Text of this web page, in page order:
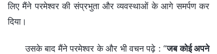
लिए मैंने परमेश्वर की संप्रभुता और व्यवस्थाओं के आगे समर्पण कर
दिया।
उसके बाद मैंने परमेश्वर के और भी वचन पढ़े : “जब कोई अपने